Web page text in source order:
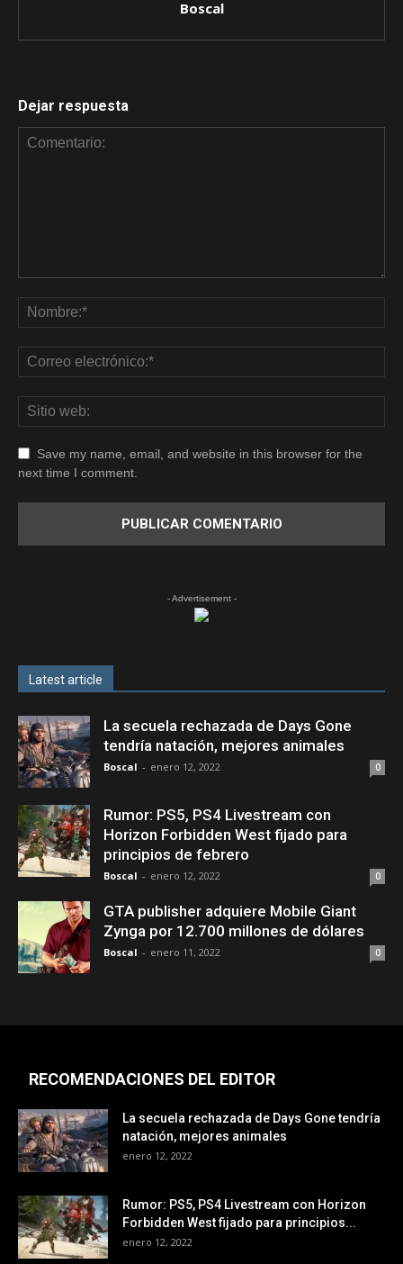
Boscal
Dejar respuesta
Save my name, email, and website in this browser for the
next time I comment.
- Advertisement -
Latest article
La secuela rechazada de Days Gone
tendría natación, mejores animales
Boscal - enero 12, 2022 0
Rumor: PS5, PS4 Livestream con
Horizon Forbidden West fijado para
principios de febrero
Boscal - enero 12, 2022 0
GTA publisher adquiere Mobile Giant
Zynga por 12.700 millones de dólares
Boscal - enero 11, 2022 0
RECOMENDACIONES DEL EDITOR
La secuela rechazada de Days Gone tendría
natación, mejores animales
enero 12, 2022
Rumor: PS5, PS4 Livestream con Horizon
Forbidden West fijado para principios...
enero 12, 2022